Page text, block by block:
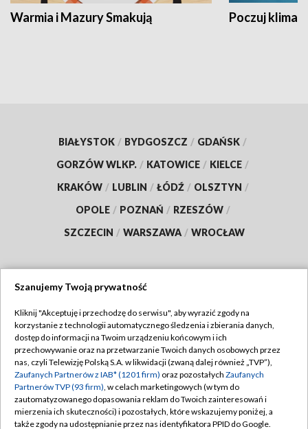
Warmia i Mazury Smakują Poczuj klimat
BIAŁYSTOK / BYDGOSZCZ / GDAŃSK /
GORZÓW WLKP. / KATOWICE / KIELCE /
KRAKÓW / LUBLIN / ŁÓDŹ / OLSZTYN /
OPOLE / POZNAŃ / RZESZÓW /
SZCZECIN / WARSZAWA / WROCŁAW
TVP
Abonament TVP
Emisja w TVP
Centrum informacji TVP
Naziemna Telewizja Cyfrowa
Regulamin TVP
Polityka prywatności
Moje zgody
Pomoc
Szanujemy Twoją prywatność
Kliknij "Akceptuję i przechodzę do serwisu", aby wyrazić zgody na
korzystanie z technologii automatycznego śledzenia i zbierania danych,
dostęp do informacji na Twoim urządzeniu końcowym i ich
przechowywanie oraz na przetwarzanie Twoich danych osobowych przez
nas, czyli Telewizję Polską S.A. w likwidacji (zwaną dalej również „TVP”),
Zaufanych Partnerów z IAB* (1201 firm) oraz pozostałych Zaufanych
Partnerów TVP (93 firm), w celach marketingowych (w tym do
zautomatyzowanego dopasowania reklam do Twoich zainteresowań i
mierzenia ich skuteczności) i pozostałych, które wskazujemy poniżej, a
także zgody na udostępnianie przez nas identyfikatora PPID do Google.